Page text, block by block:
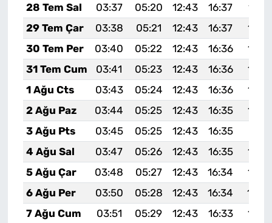
28 Tem Sal
03:37 05:20 12:43 16:37
19:57
29 Tem Çar
03:38 05:21 12:43 16:37
30 Tem Per
03:40 05:22 12:43 16:36
31 Tem Cum
03:41 05:23 12:43 16:36
1 Ağu Cts
03:43 05:24 12:43 16:36
2 Ağu Paz
03:44 05:25 12:43 16:35
3 Ağu Pts
03:45 05:25 12:43 16:35
4 Ağu Sal
03:47 05:26 12:43 16:35
5 Ağu Çar
03:48 05:27 12:43 16:34
6 Ağu Per
03:50 05:28 12:43 16:34
7 Ağu Cum
03:51 05:29 12:43 16:33